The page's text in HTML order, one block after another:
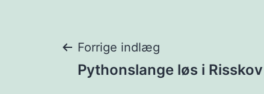
Forrige indlæg
Pythonslange løs i Risskov